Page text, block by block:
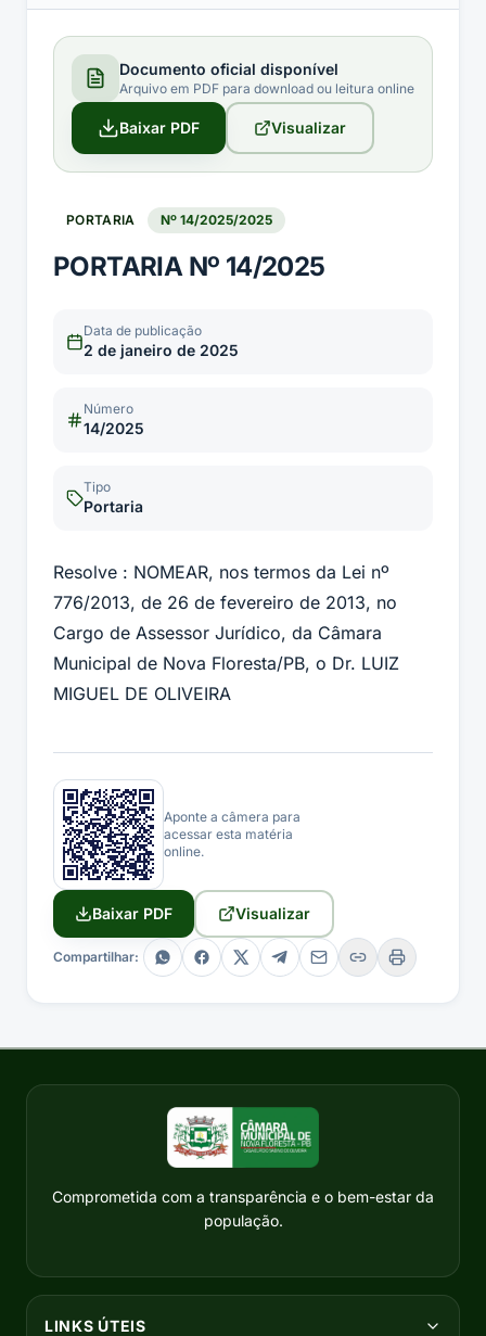
Documento oficial disponível
Arquivo em PDF para download ou leitura online
Baixar PDF Visualizar
PORTARIA Nº14/2025/2025
PORTARIA Nº 14/2025
Data de publicação
2 de janeiro de 2025
Número
14/2025
Tipo
Portaria
Resolve : NOMEAR, nos termos da Lei nº
776/2013, de 26 de fevereiro de 2013, no
Cargo de Assessor Jurídico, da Câmara
Municipal de Nova Floresta/PB, o Dr. LUIZ
MIGUEL DE OLIVEIRA
Aponte a câmera para
acessar esta matéria
online.
Baixar PDF Visualizar
Compartilhar:
Comprometida com a transparência e o bem-estar da
população.
LINKS ÚTEIS